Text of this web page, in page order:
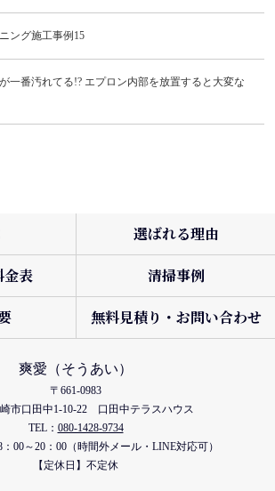
ング施工事例15
一番汚れてる!? エプロン内部を放置すると大変な
選ばれる理由
金表 清掃事例
無料見積り・お問い合わせ
爽愛
〒661-0983
市口田中1-10-22 口田中テラスハウス
TEL： 080-1428-9734
：00～20：00（時間外メール・LINE対応可）
【定休日】不定休